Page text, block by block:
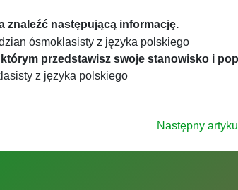
znaleźć następującą informację.
przedstawisz swoje stanowisko i
Następny